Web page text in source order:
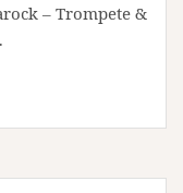
– Trompete &